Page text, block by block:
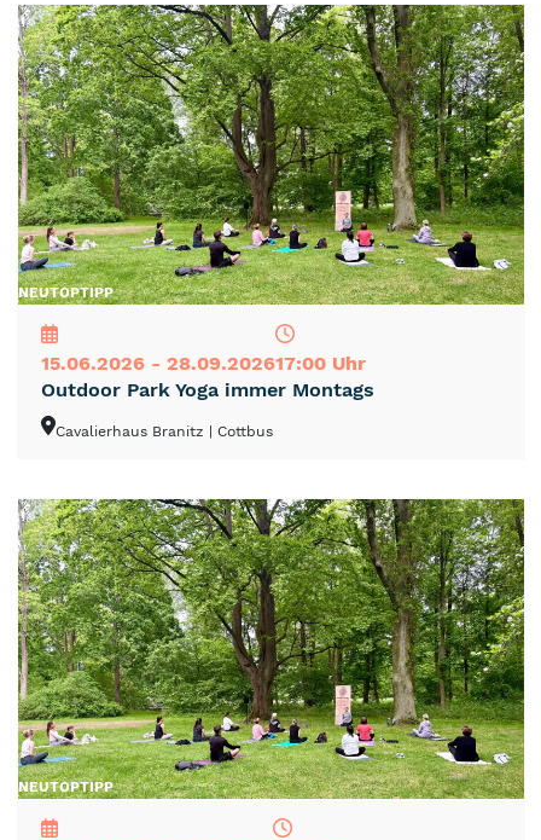
NEUTOPTIPP
15.06.2026 - 28.09.202617:00 Uhr
Outdoor Park Yoga immer Montags
Cavalierhaus Branitz | Cottbus
NEUTOPTIPP